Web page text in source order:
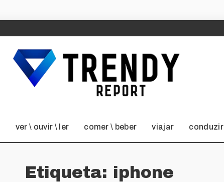
ver \ ouvir \ ler comer \ beber viajar conduzir
Etiqueta: iphone